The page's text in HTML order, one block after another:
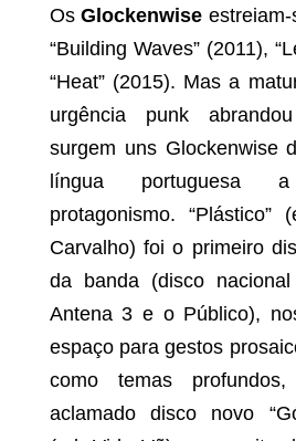
OsGlockenwise
“Building Waves” (2011),
“Heat” (2015). Mas a
urgência punk
surgem uns Glockenwise
língua portuguesa
protagonismo. “Plástico”
Carvalho) foi o primeiro
da banda (disco
Antena 3 e o Público),
espaço para gestos
como temas
aclamado disco novo